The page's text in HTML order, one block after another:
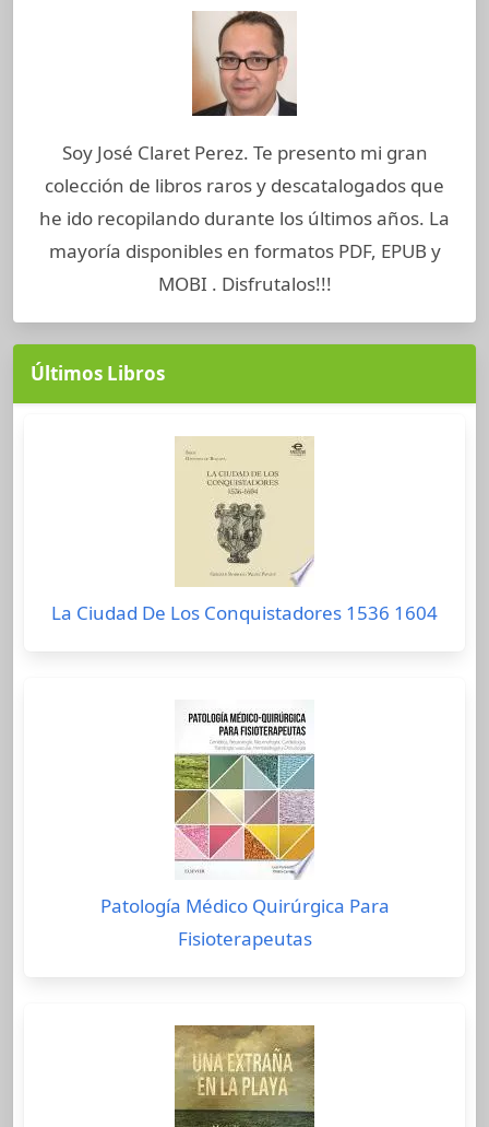
Soy José Claret Perez. Te presento mi gran
colección de libros raros y descatalogados que
he ido recopilando durante los últimos años. La
mayoría disponibles en formatos PDF, EPUB y
MOBI . Disfrutalos!!!
Últimos Libros
La Ciudad De Los Conquistadores 1536 1604
Patología Médico Quirúrgica Para
Fisioterapeutas